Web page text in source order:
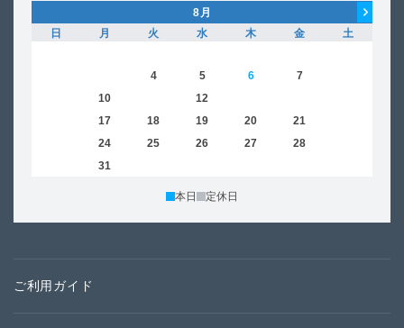
8 月
日
月 火 水 木 金
土
4 5 6 7
10 12
17 18 19 20 21
24 25 26 27 28
31
本日 定休日
ご利用ガイド